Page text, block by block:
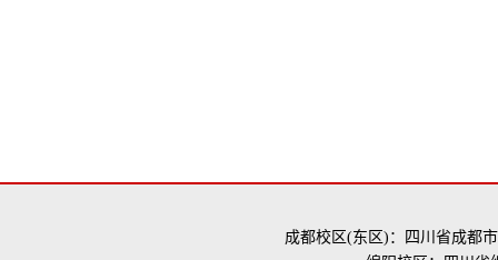
成都校区(东区)：四川省成都